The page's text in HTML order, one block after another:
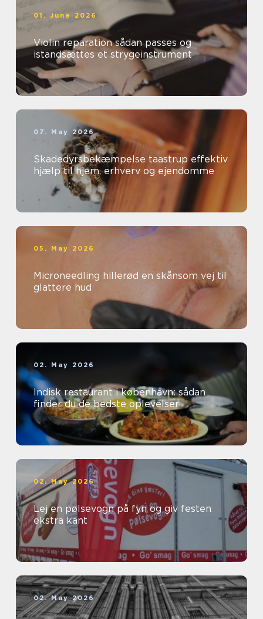
01. June 2026
Violin reparation sådan passes og
istandsættes et strygeinstrument
07. May 2026
Skadedyrsbekæmpelse taastrup effektiv
hjælp til hjem, erhverv og ejendomme
05. May 2026
Microneedling hillerød en skånsom vej til
glattere hud
02. May 2026
Indisk restaurant i københavn: sådan
finder du de bedste oplevelser
02. May 2026
Lej en pølsevogn på fyn og giv festen
ekstra kant
02. May 2026